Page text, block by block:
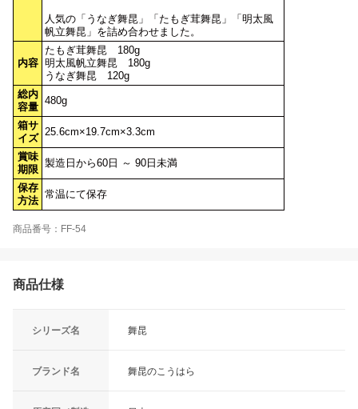
人気の「うなぎ舞昆」「たもぎ茸舞昆」「明太風
帆立舞昆」を詰め合わせました。
内容
たもぎ茸舞昆 180g
明太風帆立舞昆 180g
うなぎ舞昆 120g
総内
容量
480g
箱サ
イズ
25.6cm×19.7cm×3.3cm
賞味
期限
製造日から60日 ～ 90日未満
保存
方法
常温にて保存
商品番号：FF-54
商品仕様
シリーズ名 舞昆
ブランド名 舞昆のこうはら